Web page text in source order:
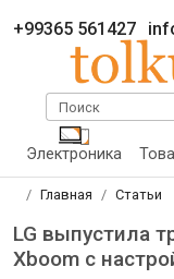
+99365 561427
Поиск
Электроника
Главная Статьи
LG выпустила
Xboom с